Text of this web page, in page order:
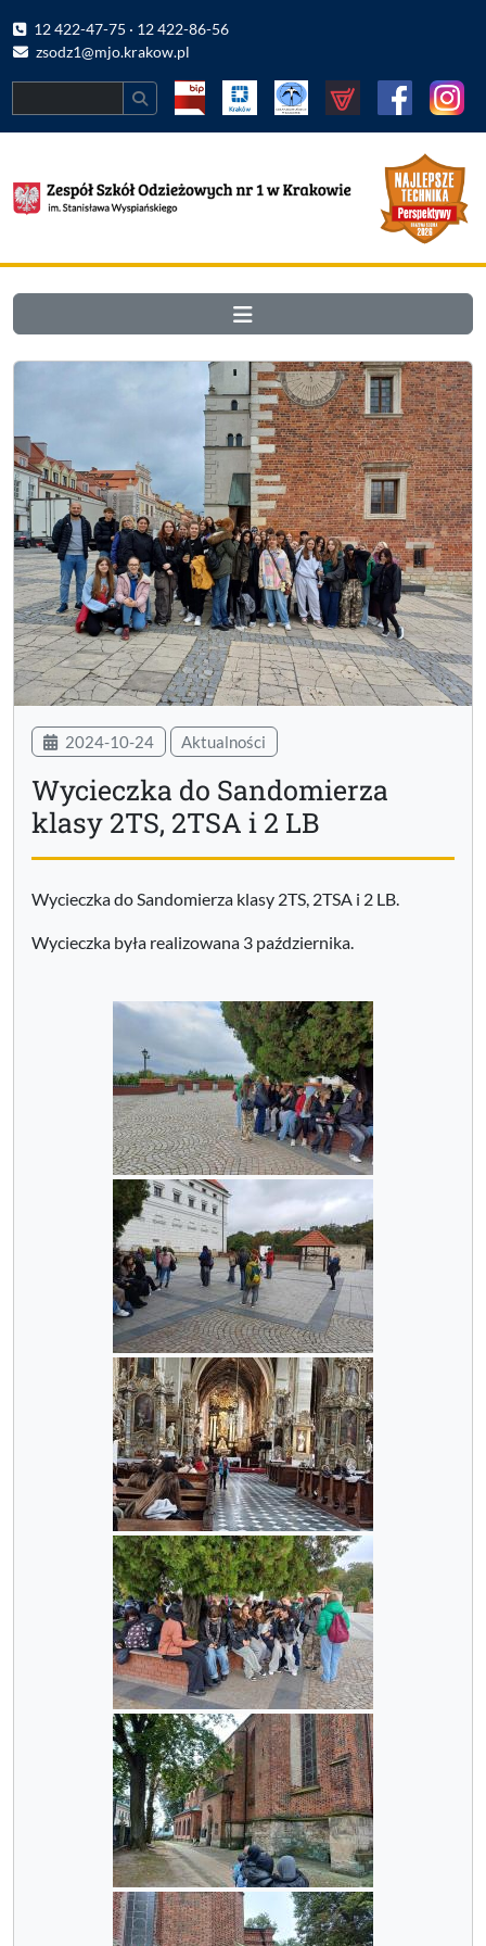
12 422-47-75 · 12 422-86-56
zsodz1@mjo.krakow.pl
2024-10-24 Aktualności
Wycieczka do Sandomierza
klasy 2TS, 2TSA i 2 LB
Wycieczka do Sandomierza klasy 2TS, 2TSA i 2 LB.
Wycieczka była realizowana 3 października.